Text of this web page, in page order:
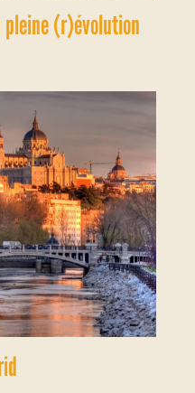
pleine (r)évolution